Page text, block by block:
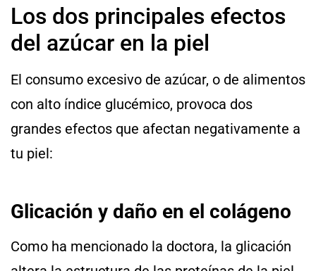
Los dos principales efectos
del azúcar en la piel
El consumo excesivo de azúcar, o de alimentos
con alto índice glucémico, provoca dos
grandes efectos que afectan negativamente a
tu piel:
Glicación y daño en el colágeno
Como ha mencionado la doctora, la glicación